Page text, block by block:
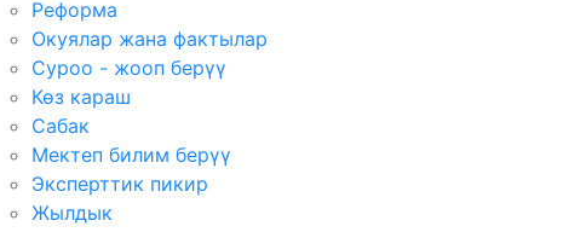
Реформа
Окуялар жана фактылар
Суроо - жооп берүү
Көз караш
Сабак
Мектеп билим берүү
Эксперттик пикир
Жылдык